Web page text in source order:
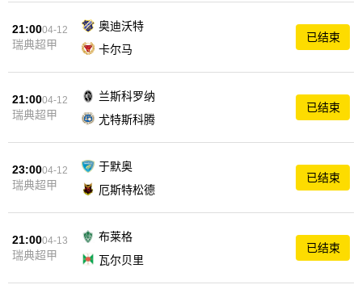
21:0004-12
瑞典超甲
奥迪沃特
卡尔马
已结束
21:0004-12
瑞典超甲
兰斯科罗纳
尤特斯科腾
已结束
23:0004-12
瑞典超甲
于默奥
厄斯特松德
已结束
21:0004-13
瑞典超甲
布莱格
瓦尔贝里
已结束